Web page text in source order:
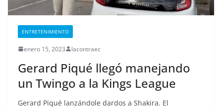
ENTRETENIMIENTO
enero 15, 2023 lacontraec
Gerard Piqué llegó manejando
un Twingo a la Kings League
Gerard Piqué lanzándole dardos a Shakira. El